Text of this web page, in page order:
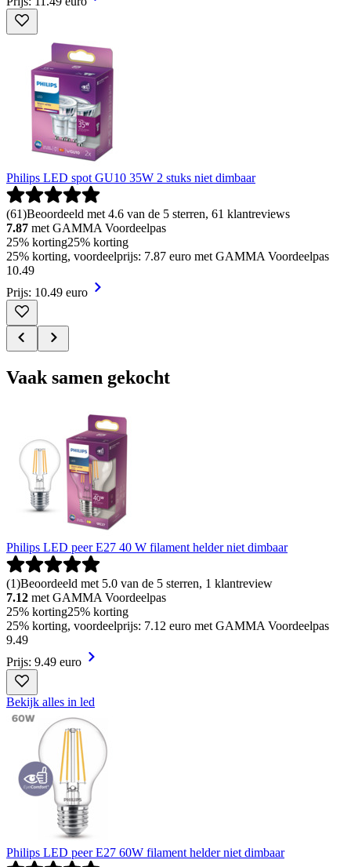
Philips LED spot GU10 35W 2 stuks niet dimbaar
(61)Beoordeeld met 4.6 van de 5 sterren, 61 klantreviews
7.87 met GAMMA Voordeelpas
25% korting25% korting
25% korting, voordeelprijs: 7.87 euro met GAMMA Voordeelpas
10.49
Prijs: 10.49 euro
Vaak samen gekocht
Philips LED peer E27 40 W filament helder niet dimbaar
(1)Beoordeeld met 5.0 van de 5 sterren, 1 klantreview
7.12 met GAMMA Voordeelpas
25% korting25% korting
25% korting, voordeelprijs: 7.12 euro met GAMMA Voordeelpas
9.49
Prijs: 9.49 euro
Bekijk alles in led
Philips LED peer E27 60W filament helder niet dimbaar